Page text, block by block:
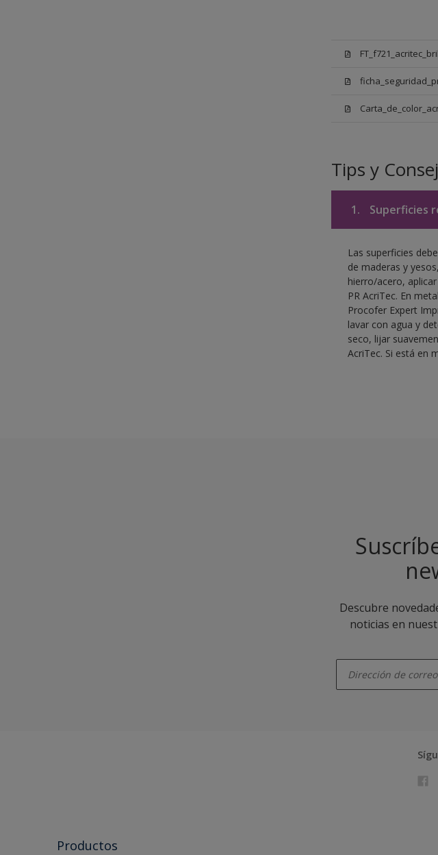
Tips y
1. Superficies
Las superficies
de maderas y
hierro/acero,
PR AcriTec. En
Procofer Expert
lavar con agua y
seco, lijar
AcriTec. Si está en
Descubre
noticias en
Productos